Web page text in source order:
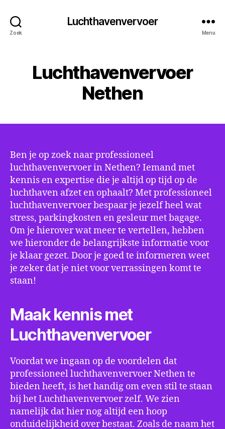
Zoek
Luchthavenvervoer
Menu
Luchthavenvervoer
Nethen
Ben je op zoek naar professioneel
luchthavenvervoer in Nethen? Iemand met
kennis en expertise die je altijd op tijd op de
luchthaven afzet en ophaalt? Met professioneel
luchthavenvervoer bespaar je jezelf heel wat
stress, parkingkosten en gesleur met bagage.
Om je hierover wat meer te vertellen, hebben
we hieronder de belangrijkste informatie voor
je klaar gezet. Door je goed te informeren weet
je zeker dat je niet voor verrassingen komt te
staan!
Maak kennis met
Luchthavenvervoer
Voordat we ingaan op de voordelen dat
professioneel luchthavenvervoer Nethen te
bieden heeft, is het handig om even stil te staan
bij het Luchthavenvervoer zelf. We zien
namelijk dat hier nog altijd een hoop
onduidelijkheid over bestaat. Zoals de naam het